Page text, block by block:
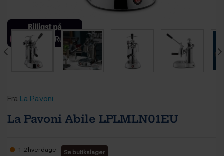
Fra La Pavoni
La Pavoni Abile LPLMLN01EU
1-2 hverdage
Se butikslager